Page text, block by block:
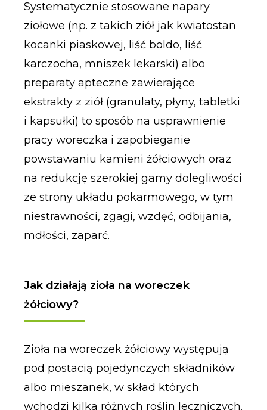
Systematycznie stosowane napary
ziołowe (np. z takich ziół jak kwiatostan
kocanki piaskowej, liść boldo, liść
karczocha, mniszek lekarski) albo
preparaty apteczne zawierające
ekstrakty z ziół (granulaty, płyny, tabletki
i kapsułki) to sposób na usprawnienie
pracy woreczka i zapobieganie
powstawaniu kamieni żółciowych oraz
na redukcję szerokiej gamy dolegliwości
ze strony układu pokarmowego, w tym
niestrawności, zgagi, wzdęć, odbijania,
mdłości, zaparć.
Jak działają zioła na woreczek
żółciowy?
Zioła na woreczek żółciowy występują
pod postacią pojedynczych składników
albo mieszanek, w skład których
wchodzi kilka różnych roślin leczniczych.